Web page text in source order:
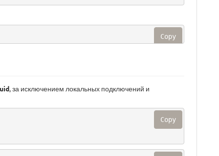
Copy
, за исключением локальных подключений и
Copy